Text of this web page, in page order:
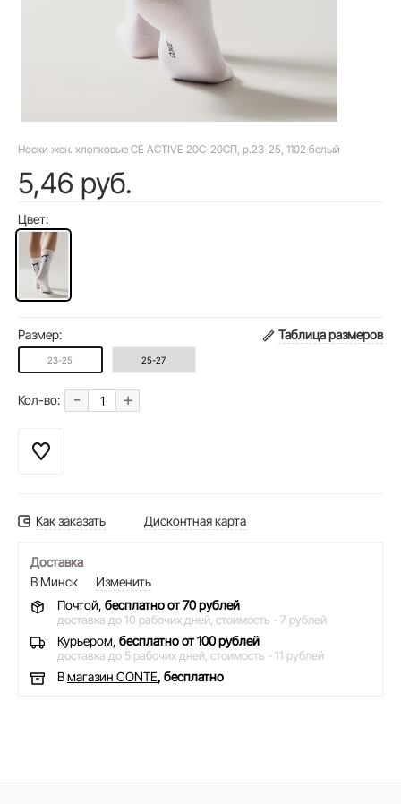
Носки жен. хлопковые CE ACTIVE 20С-20СП, р.23-25, 1102 белый
5,46 руб.
Цвет:
Размер: Таблица размеров
23-25 25-27
Кол-во: - +
Как заказать Дисконтная карта
Доставка
В Минск
Изменить
Почтой, бесплатно от 70 рублей
доставка до 10 рабочих дней, стоимость - 7 рублей
Курьером, бесплатно от 100 рублей
доставка до 5 рабочих дней, стоимость - 11 рублей
Вмагазин CONTE, бесплатно